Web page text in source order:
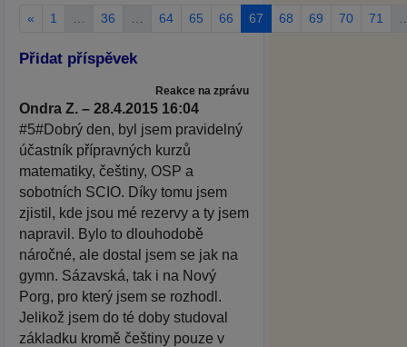
« 1 36 64 65 66 67 68 69 70 71
Přidat příspěvek
Reakce na zprávu
Ondra Z. – 28.4.2015 16:04
#5#Dobrý den, byl jsem pravidelný
účastník přípravných kurzů
matematiky, češtiny, OSP a
sobotních SCIO. Díky tomu jsem
zjistil, kde jsou mé rezervy a ty jsem
napravil. Bylo to dlouhodobě
náročné, ale dostal jsem se jak na
gymn. Sázavská, tak i na Nový
Porg, pro který jsem se rozhodl.
Jelikož jsem do té doby studoval
základku kromě češtiny pouze v